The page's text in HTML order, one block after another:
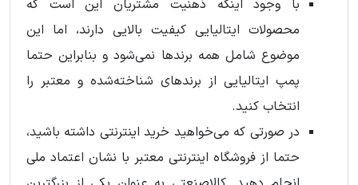
با وجود اینکه ذهنیت مشتریان این است که
محصولات ایتالیایی کیفیت بالایی دارند، اما این
موضوع شامل همه برندها نمی‌شود و بنابراین حتما
پمپ ایتالیایی از برندهای شناخته‌شده و معتبر را
انتخاب کنید.
در صورتی که می‌خواهید خرید اینترنتی داشته باشید،
حتما از فروشگاه اینترنتی معتبر با نشان اعتماد ملی